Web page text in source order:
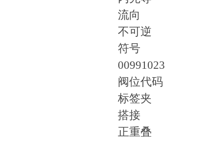
流向
不可逆
符号
00991023
阀位代码
标签夹
搭接
正重叠